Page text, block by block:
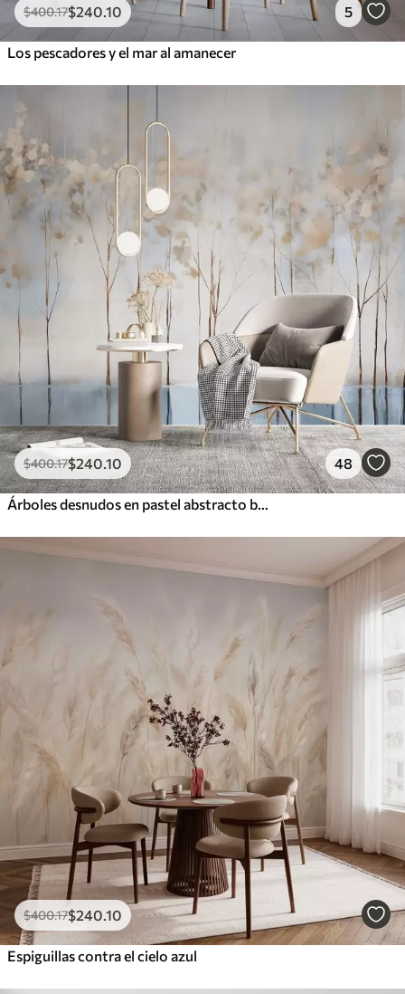
$400.17$240 .10 5
Los pescadores y el mar al amanecer
$400.17$240 .10 48
$400.17$240 .10
Espiguillas contra el cielo azul